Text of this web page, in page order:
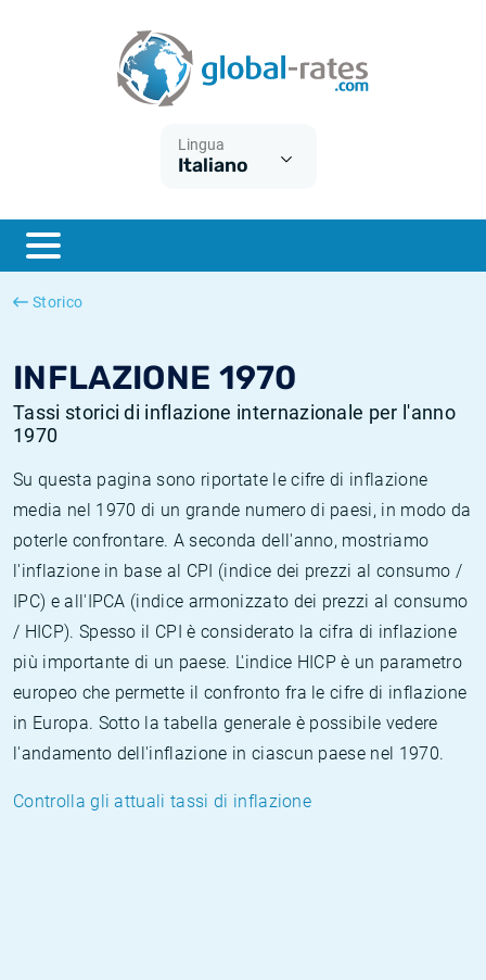
Lingua
Italiano
Storico
INFLAZIONE 1970
Tassi storici di inflazione internazionale per l'anno
1970
Su questa pagina sono riportate le cifre di inflazione
media nel 1970 di un grande numero di paesi, in modo da
poterle confrontare. A seconda dell'anno, mostriamo
l'inflazione in base al CPI (indice dei prezzi al consumo /
IPC) e all'IPCA (indice armonizzato dei prezzi al consumo
/ HICP). Spesso il CPI è considerato la cifra di inflazione
più importante di un paese. L'indice HICP è un parametro
europeo che permette il confronto fra le cifre di inflazione
in Europa. Sotto la tabella generale è possibile vedere
l'andamento dell'inflazione in ciascun paese nel 1970.
Controlla gli attuali tassi di inflazione
ESTER
SONIA
Cos'è l'inflazione CPI?
Cos'è l'inflazione HICP?
Inflazione Italia
Inflazione Stati Uniti
Tassi storici Euribor
Tassi storici di SONIA
Tassi storici di TONAR
Calcolatore dell’inflazione